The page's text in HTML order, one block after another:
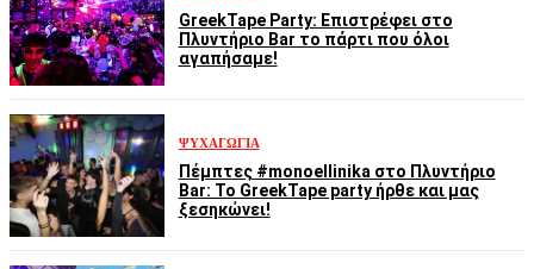
GreekTape Party: Επιστρέφει στο
Πλυντήριο Bar το πάρτι που όλοι
αγαπήσαμε!
ΨΥΧΑΓΩΓΊΑ
Πέμπτες #monoellinika στο Πλυντήριο
Bar: Το GreekTape party ήρθε και μας
ξεσηκώνει!